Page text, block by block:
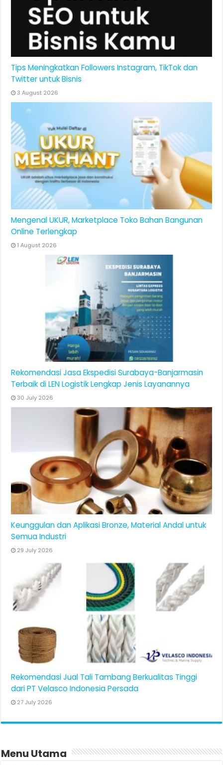
Tips Meningkatkan Followers Instagram, TikTok dan
Twitter untuk Bisnis
3 August 2026
Mengenal UKUR, Marketplace Toko Bahan Bangunan
Online Terlengkap
1 August 2026
Rekomendasi Jasa Ekspedisi Surabaya-Banjarmasin
Terbaik di LEN Logistik Lengkap Jenis Layanannya
30 July 2026
Keunggulan dan Aplikasi Bronze, Material Andal untuk
Semua Industri
29 July 2026
Rekomendasi Jual Tali Tambang Berkualitas Tinggi
dari PT Velasco Indonesia Persada
27 July 2026
Menu Utama